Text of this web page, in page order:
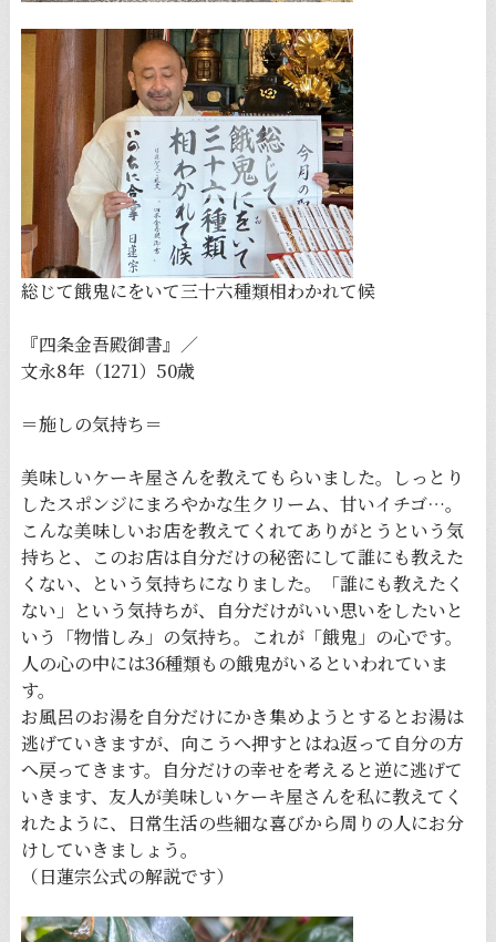
総じて餓鬼にをいて三十六種類相わかれて候
『四条金吾殿御書』／
文永8年（1271）50歳
＝施しの気持ち＝
美味しいケーキ屋さんを教えてもらいました。しっとり
したスポンジにまろやかな生クリーム、甘いイチゴ…。
こんな美味しいお店を教えてくれてありがとうという気
持ちと、このお店は自分だけの秘密にして誰にも教えた
くない、という気持ちになりました。「誰にも教えたく
ない」という気持ちが、自分だけがいい思いをしたいと
いう「物惜しみ」の気持ち。これが「餓鬼」の心です。
人の心の中には36種類もの餓鬼がいるといわれていま
す。
お風呂のお湯を自分だけにかき集めようとするとお湯は
逃げていきますが、向こうへ押すとはね返って自分の方
へ戻ってきます。自分だけの幸せを考えると逆に逃げて
いきます、友人が美味しいケーキ屋さんを私に教えてく
れたように、日常生活の些細な喜びから周りの人にお分
けしていきましょう。
（日蓮宗公式の解説です）